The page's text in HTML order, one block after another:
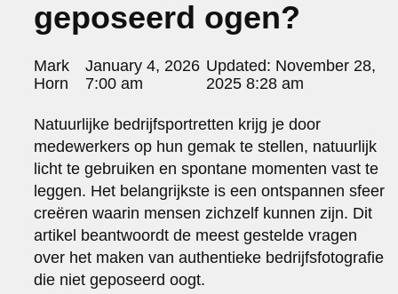
portraits 2
portraits 3
fd gazellen 2014
sanoma view 2014 – annual report
het zuiderlicht
thomas van luyn
various
parool christmas special
editorial
travel
commercial
fashion
contact
geposeerd ogen?
Posted
by:
Mark
Horn
January 4, 2026
7:00 am
Updated: November 28,
2025 8:28 am
Natuurlijke bedrijfsportretten krijg je door
medewerkers op hun gemak te stellen, natuurlijk
licht te gebruiken en spontane momenten vast te
leggen. Het belangrijkste is een ontspannen sfeer
creëren waarin mensen zichzelf kunnen zijn. Dit
artikel beantwoordt de meest gestelde vragen
over het maken van authentieke bedrijfsfotografie
die niet geposeerd oogt.